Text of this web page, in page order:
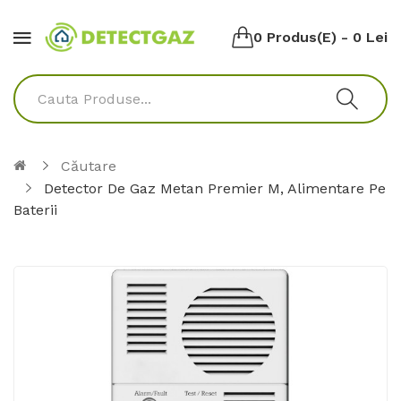
0 Produs(e) - 0 Lei
Căutare
Detector De Gaz Metan Premier M, Alimentare Pe
Baterii